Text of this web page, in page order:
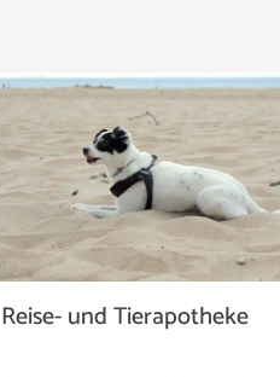
Reise- und Tierapotheke